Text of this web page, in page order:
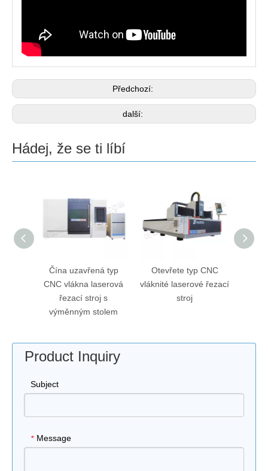
Předchozí:
další:
Hádej, že se ti líbí
Čína uzavřená typ
CNC vlákna laserová
řezací stroj s
výměnným stolem
Otevřete typ CNC
vláknité laserové řezací
stroj
Product Inquiry
Subject
* Message